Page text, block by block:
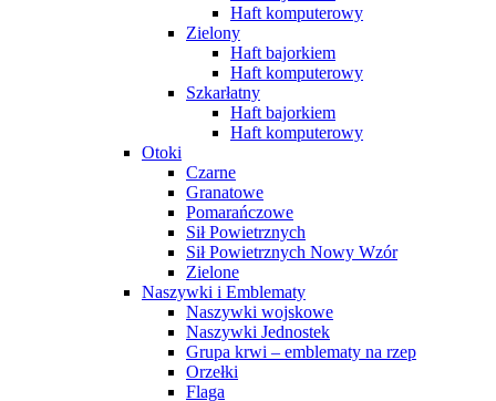
Haft komputerowy
Zielony
Haft bajorkiem
Haft komputerowy
Szkarłatny
Haft bajorkiem
Haft komputerowy
Otoki
Czarne
Granatowe
Pomarańczowe
Sił Powietrznych
Sił Powietrznych Nowy Wzór
Zielone
Naszywki i Emblematy
Naszywki wojskowe
Naszywki Jednostek
Grupa krwi – emblematy na rzep
Orzełki
Flaga